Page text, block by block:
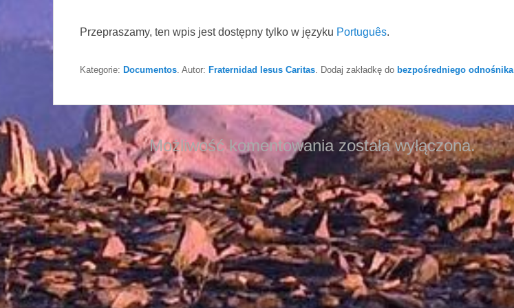
Przepraszamy, ten wpis jest dostępny tylko w języku Português.
Kategorie: Documentos . Autor: Fraternidad Iesus Caritas . Dodaj zakładkę do bezpośredniego odnośnika
Możliwość komentowania została wyłączona.